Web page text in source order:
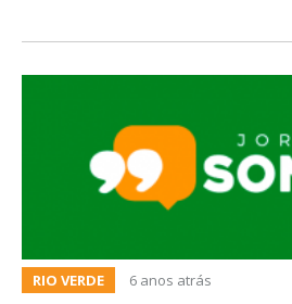
RIO VERDE 6 anos atrás